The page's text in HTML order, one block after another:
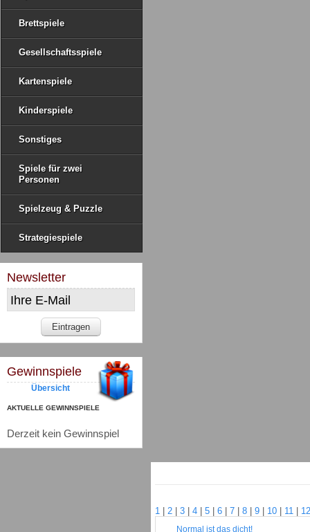
Brettspiele
Gesellschaftsspiele
Kartenspiele
Kinderspiele
Sonstiges
Spiele für zwei
Personen
Spielzeug & Puzzle
Strategiespiele
Newsletter
Gewinnspiele
Übersicht
AKTUELLE GEWINNSPIELE
Derzeit kein Gewinnspiel
1 2 3 4 5 6 7 8 9 10 11 12
Normal ist das dicht!